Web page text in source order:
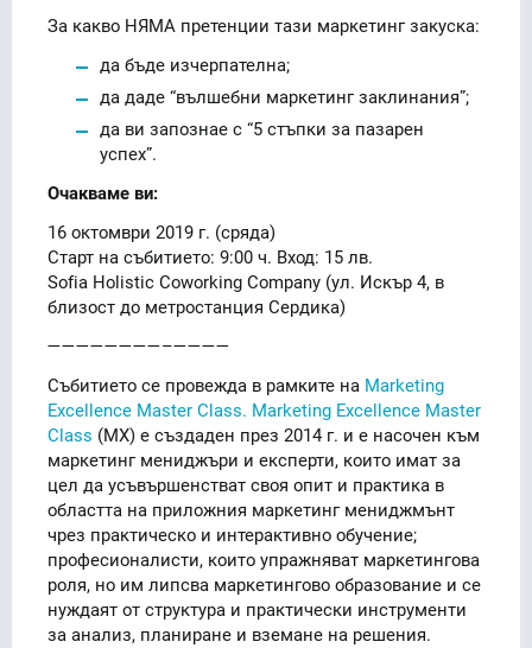
За какво НЯМА претенции тази маркетинг закуска:
да бъде изчерпателна;
да даде “вълшебни маркетинг заклинания”;
да ви запознае с “5 стъпки за пазарен
успех”.
Очакваме ви:
16 октомври 2019 г. (сряда)
Старт на събитието: 9:00 ч. Вход: 15 лв.
Sofia Holistic Coworking Company (ул. Искър 4, в
близост до метростанция Сердика)
————————–————
Събитието се провежда в рамките на Marketing
Excellence Master Class. Marketing Excellence Master
Class (MX) е създаден през 2014 г. и e насочен към
маркетинг мениджъри и експерти, които имат за
цел да усъвършенстват своя опит и практика в
областта на приложния маркетинг мениджмънт
чрез практическо и интерактивно обучение;
професионалисти, които упражняват маркетингова
роля, но им липсва маркетингово образование и се
нуждаят от структура и практически инструменти
за анализ, планиране и вземане на решения.